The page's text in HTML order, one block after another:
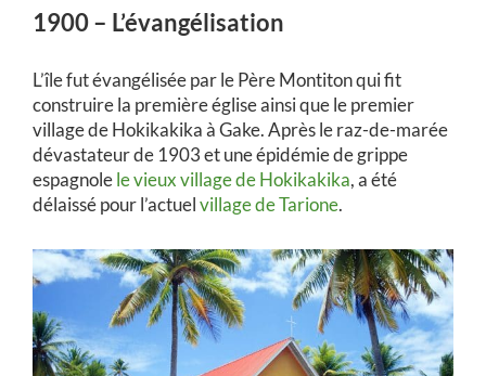
1900 – L’évangélisation
L’île fut évangélisée par le Père Montiton qui fit
construire la première église ainsi que le premier
village de Hokikakika à Gake. Après le raz-de-marée
dévastateur de 1903 et une épidémie de grippe
espagnolele vieux village de Hokikakika, a été
délaissé pour l’actuelvillage de Tarione.